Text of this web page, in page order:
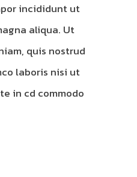
incididunt ut
aliqua. Ut
quis nostrud
laboris nisi ut
in cd commodo